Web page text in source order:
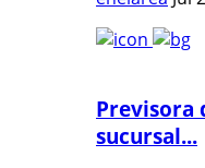
Previsora
sucursal...